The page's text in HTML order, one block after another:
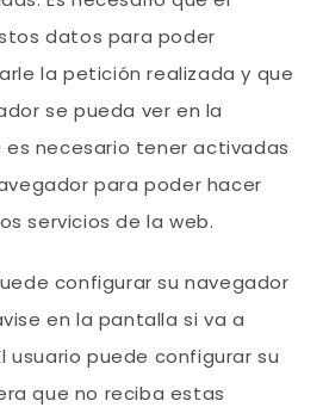
datos para poder
la petición realizada y que
se pueda ver en la
necesario tener activadas
para poder hacer
servicios de la web.
configurar su navegador
en la pantalla si va a
usuario puede configurar su
que no reciba estas